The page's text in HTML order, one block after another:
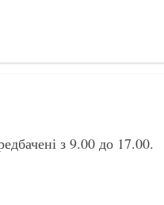
з 9.00 до 17.00.